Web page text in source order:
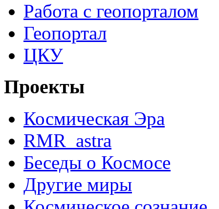
Работа с геопорталом
Геопортал
ЦКУ
Проекты
Космическая Эра
RMR_astra
Беседы о Космосе
Другие миры